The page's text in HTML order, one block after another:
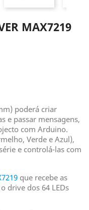
MAX7219
poderá criar
e passar mensagens,
com Arduino.
Verde e Azul),
e controlá-las com
que recebe as
drive dos 64 LEDs